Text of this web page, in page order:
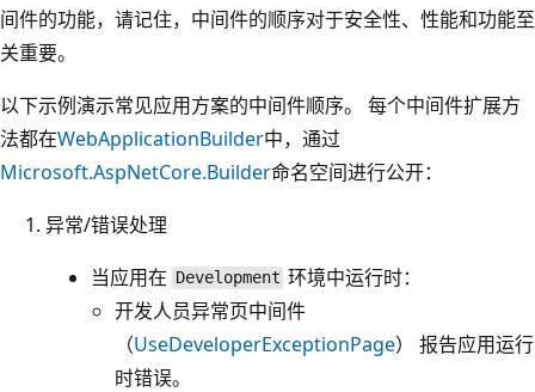
间件的功能，请记住，中间件的顺序对于安全性、性能和功能至
关重要。
以下示例演示常见应用方案的中间件顺序。 每个中间件扩展方
法都在WebApplicationBuilder中，通过
Microsoft.AspNetCore.Builder命名空间进行公开：
异常/错误处理
当应用在 Development 环境中运行时：
开发人员异常页中间件
（UseDeveloperExceptionPage） 报告应用运行
时错误。